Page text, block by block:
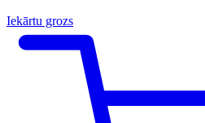
Iekārtu grozs